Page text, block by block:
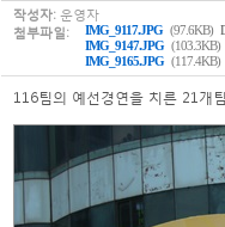
작성자:운영자
첨부파일:
IMG_9117.JPG (97.6KB)
IMG_9147.JPG (103.3KB)
IMG_9165.JPG (117.4KB)
116팀의 예선경연을 치른 21개